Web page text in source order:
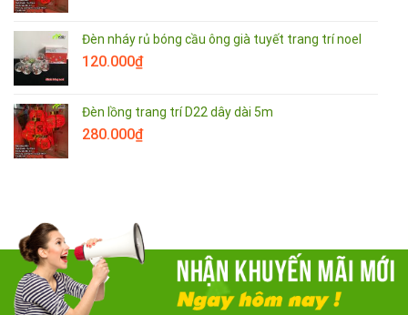
Đèn nháy rủ bóng cầu ông già tuyết trang trí noel
120.000₫
Đèn lồng trang trí D22 dây dài 5m
280.000₫